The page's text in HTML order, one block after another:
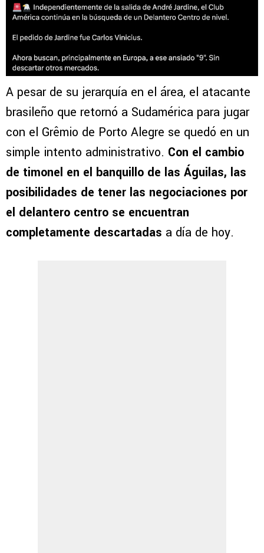
A pesar de su jerarquía en el área, el atacante
brasileño que retornó a Sudamérica para jugar
con el Grêmio de Porto Alegre se quedó en un
simple intento administrativo. Con el cambio
de timonel en el banquillo de las Águilas, las
posibilidades de tener las negociaciones por
el delantero centro se encuentran
completamente descartadas a día de hoy.